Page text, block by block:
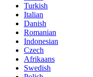
Turkish
Italian
Danish
Romanian
Indonesian
Czech
Afrikaans
Swedish